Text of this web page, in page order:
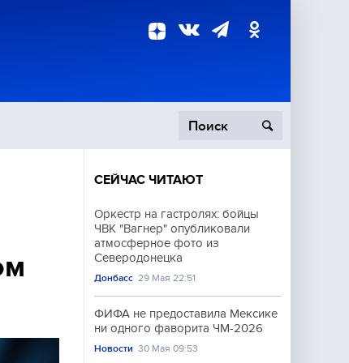
СЕЙЧАС ЧИТАЮТ
Оркестр на гастролях: бойцы
ЧВК "Вагнер" опубликовали
атмосферное фото из
Северодонецка
Донбасс 29 Мая 22:51
ФИФА не предоставила Мексике
ни одного фаворита ЧМ-2026
Новости 30 Мая 09:53